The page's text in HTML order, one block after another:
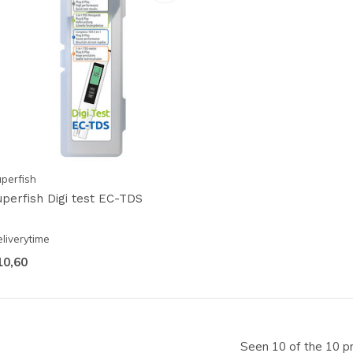
Digi test EC-TDS
Seen 10 of the 10